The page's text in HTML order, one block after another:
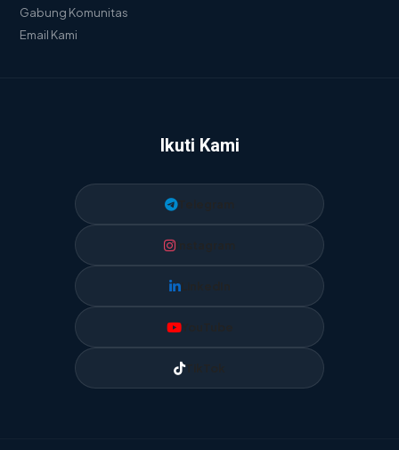
Gabung Komunitas
Email Kami
Ikuti Kami
LinkedIn
YouTube
TikTok